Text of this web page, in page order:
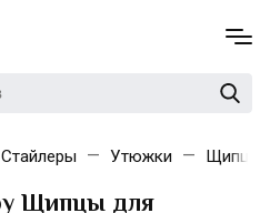
Стайлеры Утюжки Щипцы
Щипцы для